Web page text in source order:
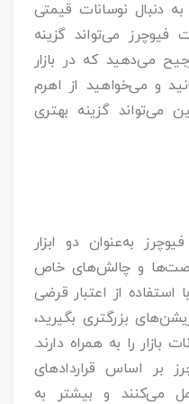
دنبال نوسانات قیمتی
فیوچرز می‌تواند گزینه
می‌دهید که در بازار
و می‌خواهید از اهرم
می‌تواند گزینه بهتری
به‌عنوان دو ابزار
فرصت‌ها و چالش‌های خاص
استفاده از اعتبار قرضی
بزرگتری بگیرید،
بازار را به همراه دارند.
بر اساس قراردادهای
می‌کنند و بیشتر به